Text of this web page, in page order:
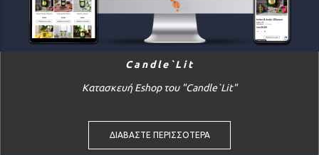
Candle`Lit
Κατασκευή Eshop του "Candle`Lit"
ΔΙΑΒΑΣΤΕ ΠΕΡΙΣΣΟΤΕΡΑ